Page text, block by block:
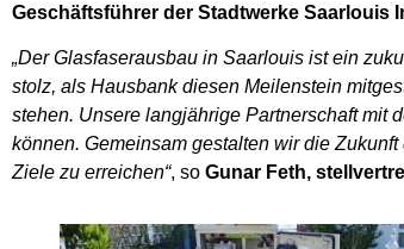
Geschäftsführer der Stadtwerke Saarlouis
„Der Glasfaserausbau in Saarlouis ist ein
stolz, als Hausbank diesen Meilenstein
stehen. Unsere langjährige Partnerschaft mit
können. Gemeinsam gestalten wir die
Ziele zu erreichen“, so Gunar Feth,